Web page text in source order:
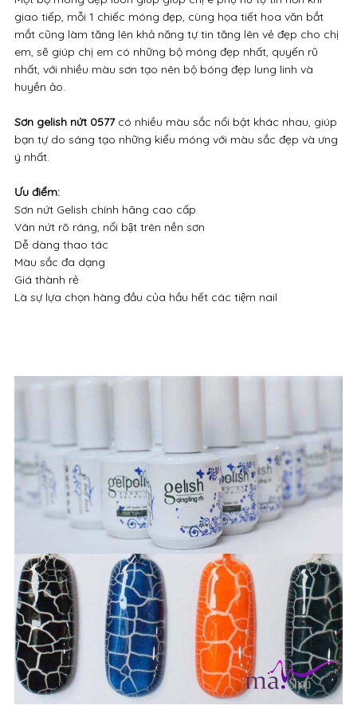
giao tiếp, mỗi 1 chiếc móng đẹp, cùng họa tiết hoa văn bắt
mắt cũng làm tăng lên khả năng tự tin tăng lên vẻ đẹp cho chị
em, sẽ giúp chị em có những bộ móng đẹp nhất, quyến rũ
nhất, với nhiều màu sơn tạo nên bộ bóng đẹp lung linh và
huyền ảo.
Sơn gelish nứt 0577có nhiều màu sắc nổi bật khác nhau, giúp
bạn tự do sáng tạo những kiểu móng với màu sắc đẹp và ưng
ý nhất.
Ưu điểm:
Sơn nứt Gelish chính hãng cao cấp
Vân nứt rõ ráng, nổi bật trên nền sơn
Dễ dàng thao tác
Màu sắc đa dạng
Giá thành rẻ
Là sự lựa chọn hàng đầu của hầu hết các tiệm nail